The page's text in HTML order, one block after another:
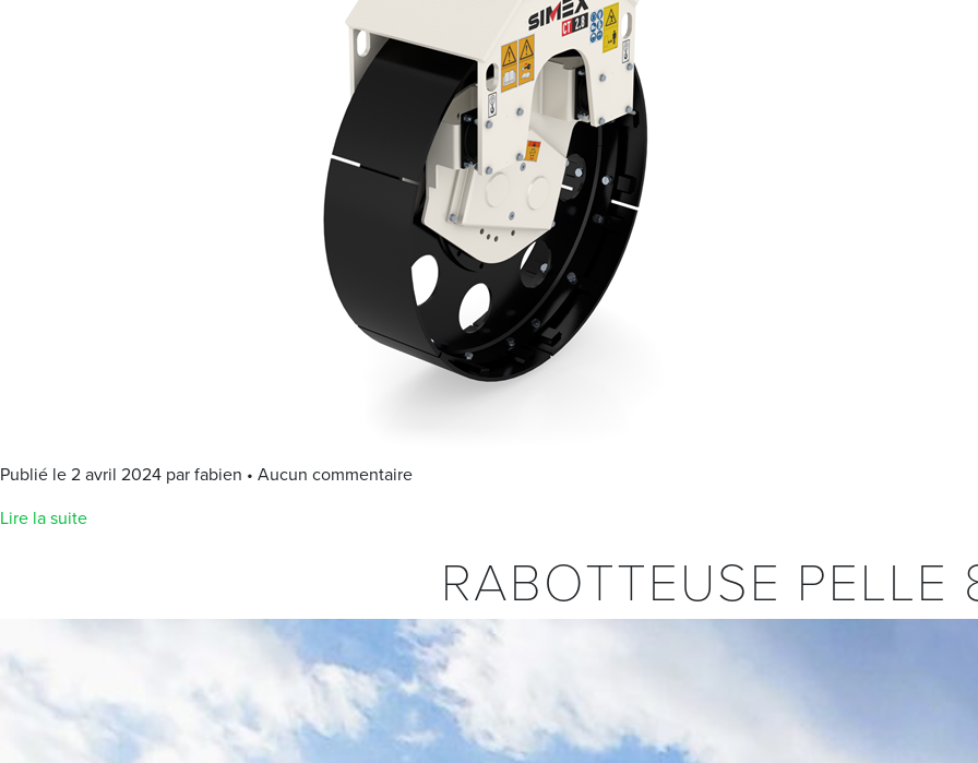
Publié le 2 avril 2024 par fabien • Aucun commentaire
Lire la suite
RABOTTEUSE PELLE